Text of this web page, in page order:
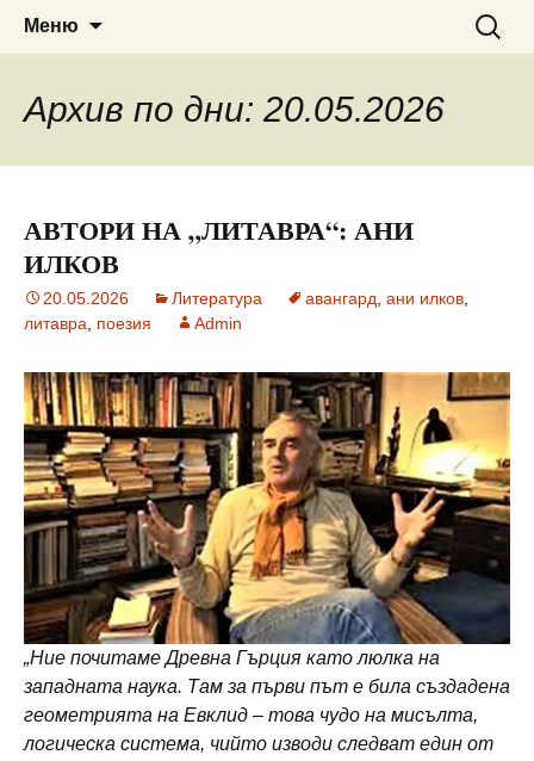
ВЕДРА РАНИНА
Сайт за наука, литература и
мистично познание
Меню
за:
Архив по дни: 20.05.2026
АВТОРИ НА „ЛИТАВРА“: АНИ
ИЛКОВ
20.05.2026 Литература авангард ани илков
литавра
поезия Admin
„Ние почитаме Древна Гърция като люлка на
западната наука. Там за първи път е била създадена
геометрията на Евклид – това чудо на мисълта,
логическа система, чийто изводи следват един от